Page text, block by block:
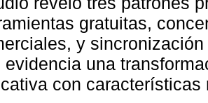
gratuitas,
y
evidencia una
con